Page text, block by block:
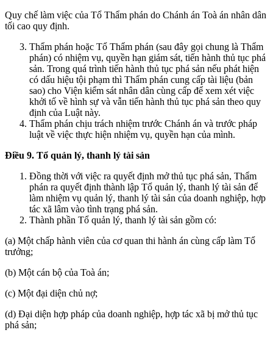
Quy chế làm việc của Tổ Thẩm phán do Chánh án Toà án nhân dân
tối cao quy định.
Thẩm phán hoặc Tổ Thẩm phán (sau đây gọi chung là Thẩm
phán) có nhiệm vụ, quyền hạn giám sát, tiến hành thủ tục phá
sản. Trong quá trình tiến hành thủ tục phá sản nếu phát hiện
có dấu hiệu tội phạm thì Thẩm phán cung cấp tài liệu (bản
sao) cho Viện kiểm sát nhân dân cùng cấp để xem xét việc
khởi tố về hình sự và vẫn tiến hành thủ tục phá sản theo quy
định của Luật này.
Thẩm phán chịu trách nhiệm trước Chánh án và trước pháp
luật về việc thực hiện nhiệm vụ, quyền hạn của mình.
Điều 9. Tổ quản lý, thanh lý tài sản
Đồng thời với việc ra quyết định mở thủ tục phá sản, Thẩm
phán ra quyết định thành lập Tổ quản lý, thanh lý tài sản để
làm nhiệm vụ quản lý, thanh lý tài sản của doanh nghiệp, hợp
tác xã lâm vào tình trạng phá sản.
Thành phần Tổ quản lý, thanh lý tài sản gồm có:
(a) Một chấp hành viên của cơ quan thi hành án cùng cấp làm Tổ
trưởng;
(b) Một cán bộ của Toà án;
(c) Một đại diện chủ nợ;
(d) Đại diện hợp pháp của doanh nghiệp, hợp tác xã bị mở thủ tục
phá sản;